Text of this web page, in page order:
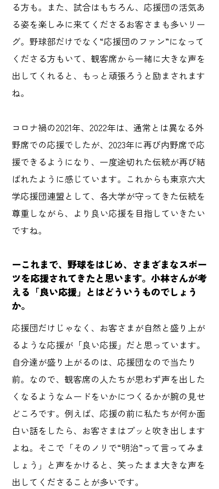
る方も。また、試合はもちろん、応援団の活気あ
る姿を楽しみに来てくださるお客さまも多いリー
グ。野球部だけでなく“応援団のファン”になって
くださる方もいて、観客席から一緒に大きな声を
出してくれると、もっと頑張ろうと励まされます
ね。
コロナ禍の2021年、2022年は、通常とは異なる外
野席での応援でしたが、2023年に再び内野席で応
援できるようになり、一度途切れた伝統が再び結
ばれたように感じています。これからも東京六大
学応援団連盟として、各大学が守ってきた伝統を
尊重しながら、より良い応援を目指していきたい
ですね。
ーこれまで、野球をはじめ、さまざまなスポー
ツを応援されてきたと思います。小林さんが考
える「良い応援」とはどういうものでしょう
か。
応援団だけじゃなく、お客さまが自然と盛り上が
るような応援が「良い応援」だと思っています。
自分達が盛り上がるのは、応援団なので当たり
前。なので、観客席の人たちが思わず声を出した
くなるようなムードをいかにつくるかが腕の見せ
どころです。例えば、応援の前に私たちが何か面
白い話をしたら、お客さまはプッと吹き出します
よね。そこで「そのノリで“明治”って言ってみま
しょう」と声をかけると、笑ったまま大きな声を
出してくださることが多いです。